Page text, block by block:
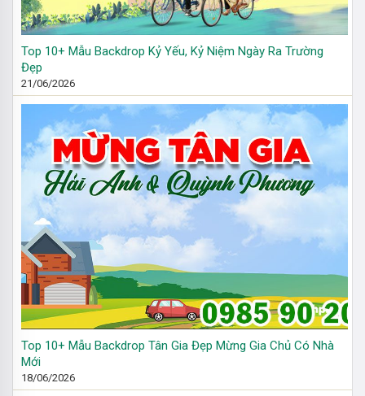
Top 10+ Mẫu Backdrop Kỷ Yếu, Kỷ Niệm Ngày Ra Trường
Đẹp
21/06/2026
Top 10+ Mẫu Backdrop Tân Gia Đẹp Mừng Gia Chủ Có Nhà
Mới
18/06/2026